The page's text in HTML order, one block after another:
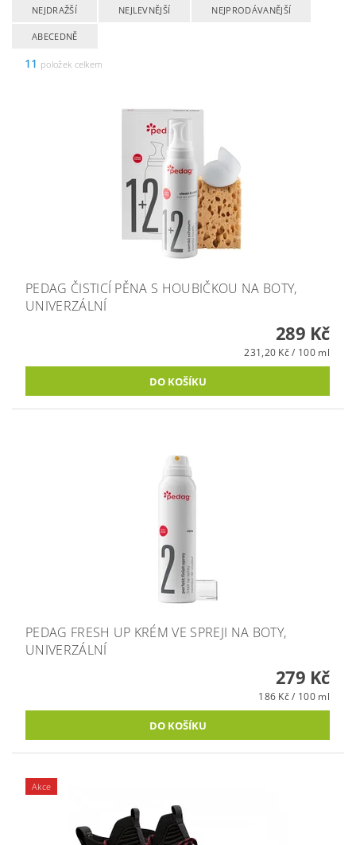
NEJDRAŽŠÍ NEJLEVNĚJŠÍ NEJPRODÁVANĚJŠÍ
ABECEDNĚ
11 položek celkem
PEDAG ČISTICÍ PĚNA S HOUBIČKOU NA BOTY,
UNIVERZÁLNÍ
289 Kč
231,20 Kč / 100 ml
PEDAG FRESH UP KRÉM VE SPREJI NA BOTY,
UNIVERZÁLNÍ
279 Kč
186 Kč / 100 ml
Akce